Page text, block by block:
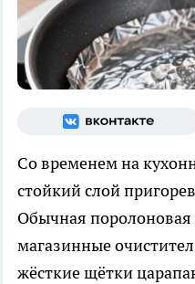
Со временем на
стойкий слой
Обычная поролоновая
магазинные
жёсткие щётки